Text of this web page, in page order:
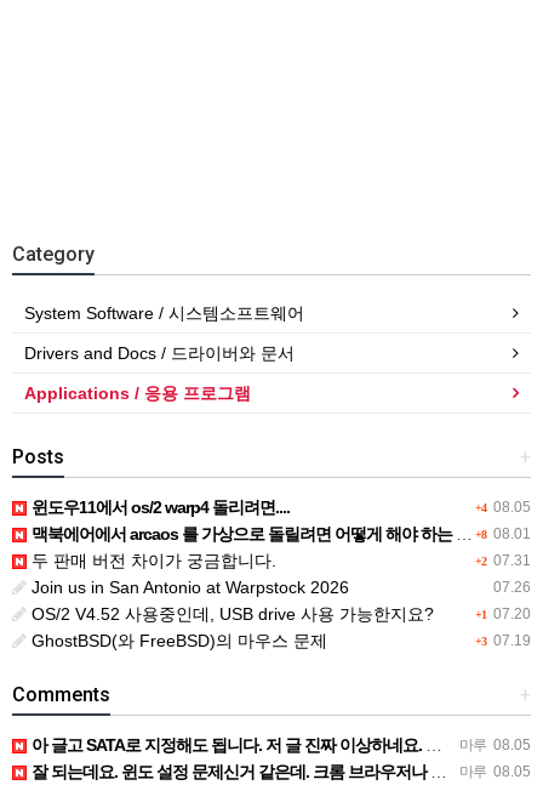
Category
System Software / 시스템소프트웨어
Drivers and Docs / 드라이버와 문서
Applications / 응용 프로그램
+
Posts
+4 08.05
윈도우11에서 os/2 warp4 돌리려면....
+8 08.01
맥북에어에서 arcaos 를 가상으로 돌릴려면 어떻게 해야 하는 지요?
+2 07.31
두 판매 버전 차이가 궁금합니다.
07.26
Join us in San Antonio at Warpstock 2026
+1 07.20
OS/2 V4.52 사용중인데, USB drive 사용 가능한지요?
+3 07.19
GhostBSD(와 FreeBSD)의 마우스 문제
+
Comments
마루 08.05
아 글고 SATA로 지정해도 됩니다. 저 글 진짜 이상하네요. 옛날꺼 퍼와서 그런거 같은데요.
마루 08.05
잘 되는데요. 윈도 설정 문제신거 같은데. 크롬 브라우저나 파폭으로 해 보세요